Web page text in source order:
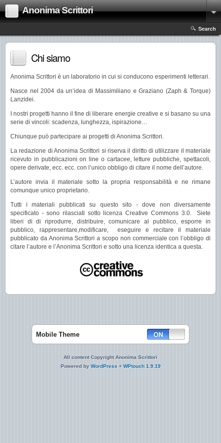
Anonima Scrittori
Search
Chi siamo
Anonima Scrittori è un laboratorio in cui si conducono esperimenti letterari.
Nasce nel 2004 da un’idea di Massimiliano e Graziano (Zaph & Torque)
Lanzidei.
I nostri progetti hanno il fine di liberare energie creative e si basano su una
serie di vincoli: scadenza, lunghezza, ispirazione…
Chiunque può partecipare ai progetti di Anonima Scrittori.
La redazione di Anonima Scrittori si riserva il diritto di utilizzare il materiale
ricevuto in pubblicazioni on line o cartacee, letture pubbliche, spettacoli,
opere derivate, ecc. ecc. con l’unico obbligo di citare il nome dell’autore.
L’autore invia il materiale sotto la propria responsabilità e ne rimane
comunque unico proprietario.
Tutti i materiali pubblicati su questo sito - dove non diversamente
specificato - sono rilasciati sotto licenza Creative Commons 3.0. Siete
liberi di di riprodurre, distribuire, comunicare al pubblico, esporre in
pubblico, rappresentare,modificare, eseguire e recitare il materiale
pubblicato da Anonima Scrittori a scopo non commerciale con l’obbligo di
citare l’autore e l’Anonima Scrittori e sotto una licenza identica a questa.
Mobile Theme
All content Copyright Anonima Scrittori
Powered by WordPress + WPtouch 1.9.19